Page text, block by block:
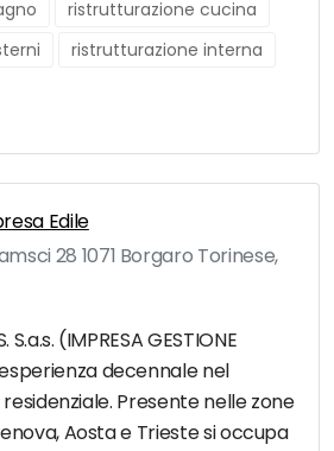
ristrutturazione cucina
ristrutturazione interna
Edile
28 1071 Borgaro Torinese,
S.a.s. (IMPRESA GESTIONE
decennale nel
Presente nelle zone
Aosta e Trieste si occupa